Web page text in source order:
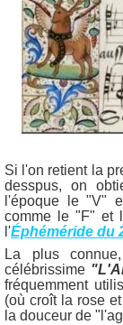
Si l'on retient la
desspus, on
l'époque le "V"
comme le "F" et
l'Éphéméride du
La plus
célébrissime
fréquemment
(où croît la rose
la douceur de